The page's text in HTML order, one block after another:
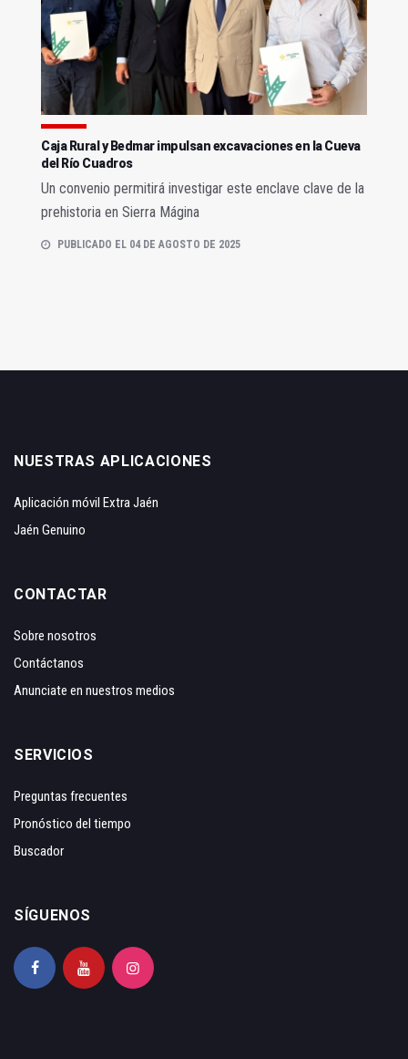
Caja Rural y Bedmar impulsan excavaciones en la Cueva
del Río Cuadros
Un convenio permitirá investigar este enclave clave de la
prehistoria en Sierra Mágina
PUBLICADO EL 04 DE AGOSTO DE 2025
NUESTRAS APLICACIONES
Aplicación móvil Extra Jaén
Jaén Genuino
CONTACTAR
Sobre nosotros
Contáctanos
Anunciate en nuestros medios
SERVICIOS
Preguntas frecuentes
Pronóstico del tiempo
Buscador
SÍGUENOS